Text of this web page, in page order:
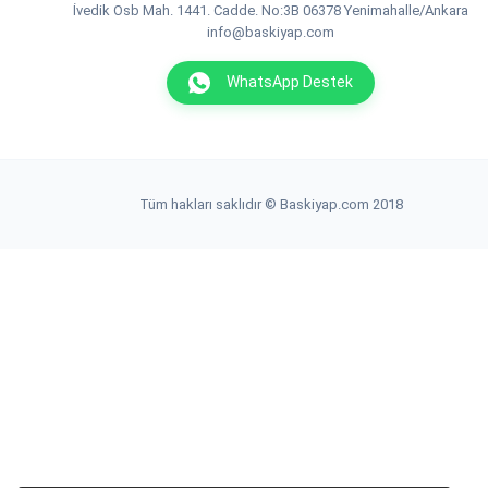
İvedik Osb Mah. 1441. Cadde. No:3B 06378 Yenimahalle/Ankara
info@baskiyap.com
WhatsApp Destek
Tüm hakları saklıdır © Baskiyap.com 2018